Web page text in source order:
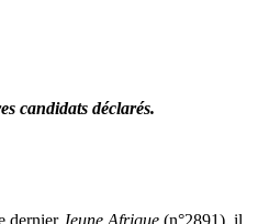
candidats déclarés.
dernierJeune Afrique (n°2891), il